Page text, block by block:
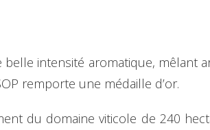
belle intensité aromatique, mêlant
remporte une médaille d’or.
du domaine viticole de 240